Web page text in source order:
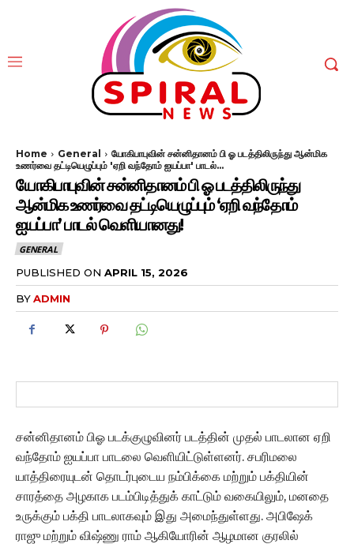
Home General
யோகிபாபுவின் சன்னிதானம் பி ஓ படத்திலிருந்து ஆன்மிக
உணர்வை தட்டியெழுப்பும் 'ஏறி வந்தோம் ஐயப்பா' பாடல்...
யோகிபாபுவின் சன்னிதானம் பி ஓ படத்திலிருந்து
ஆன்மிக உணர்வை தட்டியெழுப்பும் ‘ஏறி வந்தோம்
ஐயப்பா’ பாடல் வெளியானது!
GENERAL
PUBLISHED ON APRIL 15, 2026
BYADMIN
சன்னிதானம் பிஓ படக்குழுவினர் படத்தின் முதல் பாடலான ஏறி
வந்தோம் ஐயப்பா பாடலை வெளியிட்டுள்ளனர். சபரிமலை
யாத்திரையுடன் தொடர்புடைய நம்பிக்கை மற்றும் பக்தியின்
சாரத்தை அழகாக படம்பிடித்துக் காட்டும் வகையிலும், மனதை
உருக்கும் பக்தி பாடலாகவும் இது அமைந்துள்ளது. அபிஷேக்
ராஜு மற்றும் விஷ்ணு ராம் ஆகியோரின் ஆழமான குரலில்